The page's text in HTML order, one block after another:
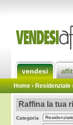
vendesi
Home› Residenziale
Raffina la tua
Categoria